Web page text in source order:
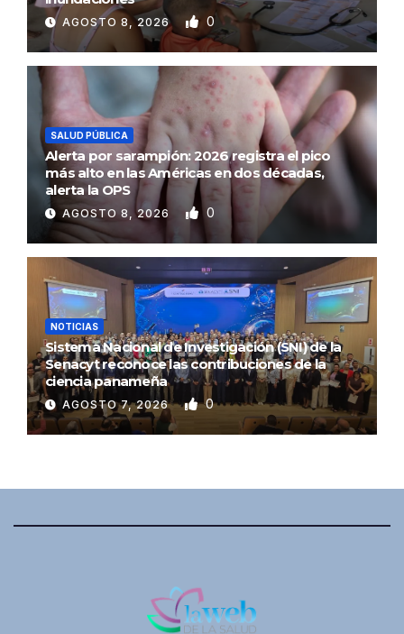
AGOSTO 8, 2026 0
SALUD PÚBLICA
Alerta por sarampión: 2026 registra el pico
más alto en las Américas en dos décadas,
alerta la OPS
AGOSTO 8, 2026 0
NOTICIAS
Sistema Nacional de Investigación (SNI) de la
Senacyt reconoce las contribuciones de la
ciencia panameña
AGOSTO 7, 2026 0